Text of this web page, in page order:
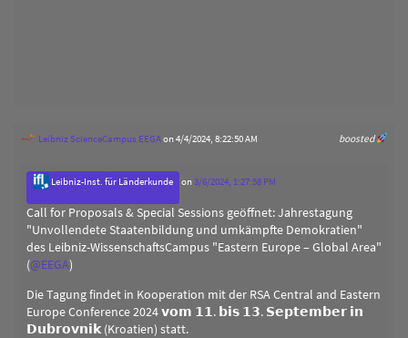
boosted
Leibniz ScienceCampus EEGAon 4/4/2024, 8:22:50 AM
Leibniz-Inst. für Länderkunde on3/6/2024, 1:27:58 PM
Call for Proposals & Special Sessions geöffnet: Jahrestagung
"Unvollendete Staatenbildung und umkämpfte Demokratien"
des Leibniz-WissenschaftsCampus "Eastern Europe – Global Area"
(@EEGA)
Die Tagung findet in Kooperation mit der RSA Central and Eastern
Europe Conference 2024 𝘃𝗼𝗺 𝟭𝟭. 𝗯𝗶𝘀 𝟭𝟯. 𝗦𝗲𝗽𝘁𝗲𝗺𝗯𝗲𝗿 𝗶𝗻
𝗗𝘂𝗯𝗿𝗼𝘃𝗻𝗶𝗸 (Kroatien) statt.